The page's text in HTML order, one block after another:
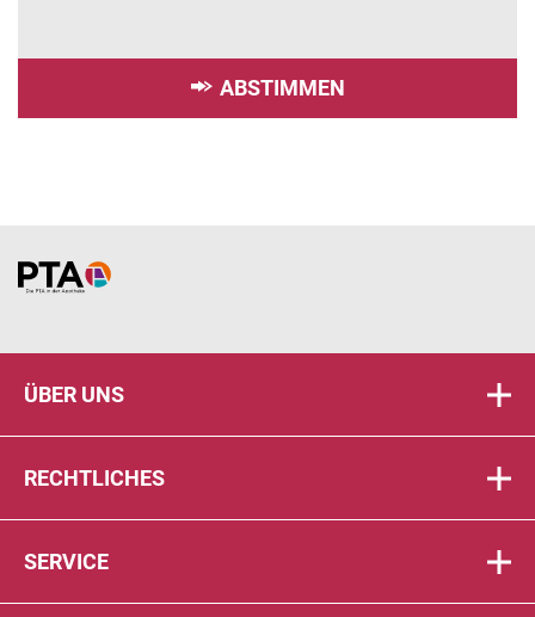
ABSTIMMEN
Home
ÜBER UNS
RECHTLICHES
SERVICE